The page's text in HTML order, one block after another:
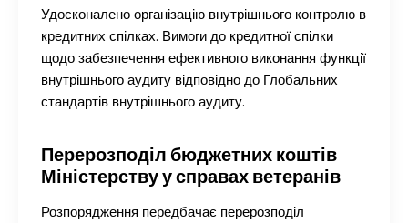
Удосконалено організацію внутрішнього контролю в
кредитних спілках. Вимоги до кредитної спілки
щодо забезпечення ефективного виконання функції
внутрішнього аудиту відповідно до Глобальних
стандартів внутрішнього аудиту.
Перерозподіл бюджетних коштів
Міністерству у справах ветеранів
Розпорядження передбачає перерозподіл